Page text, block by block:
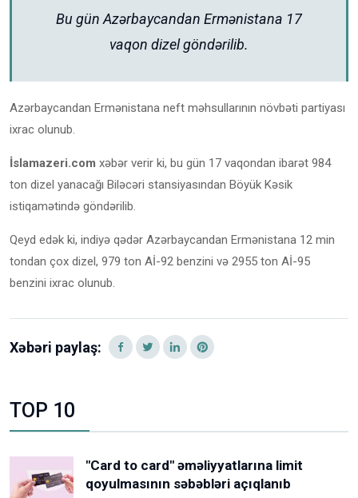
Bu gün Azərbaycandan Ermənistana 17
vaqon dizel göndərilib.
Azərbaycandan Ermənistana neft məhsullarının növbəti partiyası
ixrac olunub.
İslamazeri.com xəbər verir ki, bu gün 17 vaqondan ibarət 984
ton dizel yanacağı Biləcəri stansiyasından Böyük Kəsik
istiqamətində göndərilib.
Qeyd edək ki, indiyə qədər Azərbaycandan Ermənistana 12 min
tondan çox dizel, 979 ton Aİ-92 benzini və 2955 ton Aİ-95
benzini ixrac olunub.
Xəbəri paylaş:
TOP 10
"Card to card" əməliyyatlarına limit
qoyulmasının səbəbləri açıqlanıb